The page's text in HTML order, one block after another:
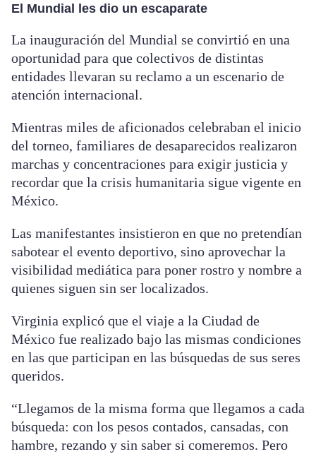
El Mundial les dio un escaparate
La inauguración del Mundial se convirtió en una
oportunidad para que colectivos de distintas
entidades llevaran su reclamo a un escenario de
atención internacional.
Mientras miles de aficionados celebraban el inicio
del torneo, familiares de desaparecidos realizaron
marchas y concentraciones para exigir justicia y
recordar que la crisis humanitaria sigue vigente en
México.
Las manifestantes insistieron en que no pretendían
sabotear el evento deportivo, sino aprovechar la
visibilidad mediática para poner rostro y nombre a
quienes siguen sin ser localizados.
Virginia explicó que el viaje a la Ciudad de
México fue realizado bajo las mismas condiciones
en las que participan en las búsquedas de sus seres
queridos.
“Llegamos de la misma forma que llegamos a cada
búsqueda: con los pesos contados, cansadas, con
hambre, rezando y sin saber si comeremos. Pero